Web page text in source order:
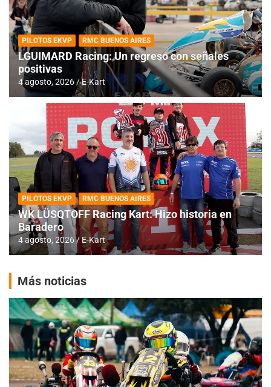
PILOTOS EKVP RMC BUENOS AIRES
LGUIMARD Racing: Un regreso con señales
positivas
4 agosto, 2026 E-Kart
PILOTOS EKVP RMC BUENOS AIRES
WK LÜSQTOFF Racing Kart: Hizo historia en
Baradero
4 agosto, 2026 E-Kart
Más noticias